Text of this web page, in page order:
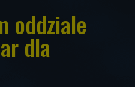
oddziale
dla